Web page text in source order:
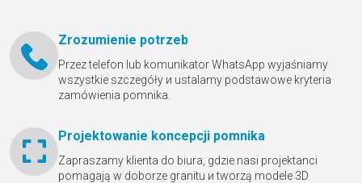
Zrozumienie potrzeb
Przez telefon lub komunikator WhatsApp wyjaśniamy
wszystkie szczegóły и ustalamy podstawowe kryteria
zamówienia pomnika.
Projektowanie koncepcji pomnika
Zapraszamy klienta do biura, gdzie nasi projektanci
pomagają w doborze granitu и tworzą modele 3D